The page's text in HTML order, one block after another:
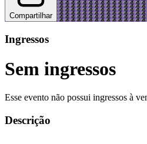
Compartilhar
Ingressos
Sem ingressos
Esse evento não possui ingressos à
Descrição